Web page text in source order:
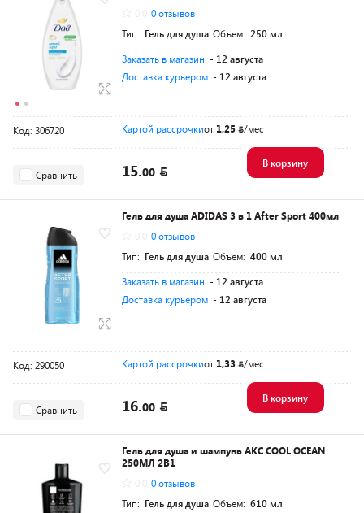
0 отзывов
Тип: Гель для душа Объем: 250 мл
Заказать в магазин - 12 августа
Доставка курьером - 12 августа
Код: 306720 Картой рассрочкиот 1,25 /мес
Сравнить 15.00
В корзину
Гель для душа ADIDAS 3 в 1 After Sport 400мл
0 отзывов
Тип: Гель для душа Объем: 400 мл
Заказать в магазин - 12 августа
Доставка курьером - 12 августа
Код: 290050 Картой рассрочкиот 1,33 /мес
Сравнить 16.00
В корзину
Гель для душа и шампунь АКС COOL OCEAN
250МЛ 2В1
0 отзывов
Тип: Гель для душа Объем: 610 мл